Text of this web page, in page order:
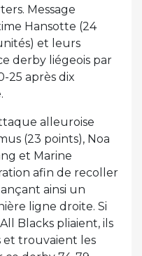
Message
Hansotte (24
et leurs
derby liégeois par
25 après dix
alleuroise
(23 points), Noa
et Marine
afin de recoller
ainsi un
ligne droite. Si
Blacks pliaient, ils
et trouvaient les